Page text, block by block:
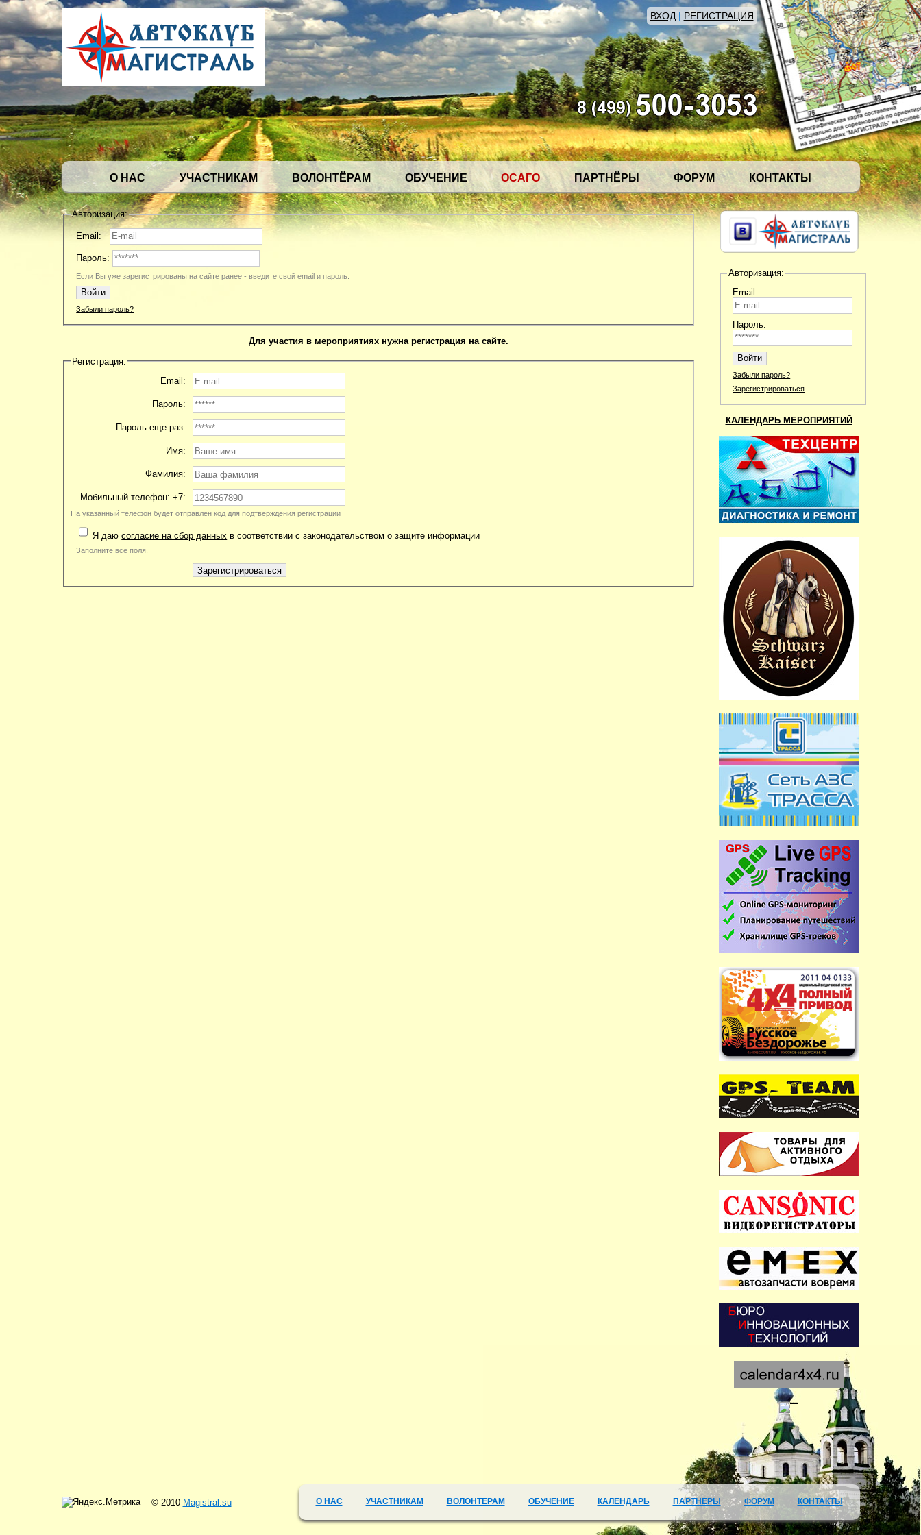
ВХОД| РЕГИСТРАЦИЯ
О НАС УЧАСТНИКАМ ВОЛОНТЁРАМ ОБУЧЕНИЕ ОСАГО ПАРТНЁРЫ ФОРУМ КОНТАКТЫ
Авторизация:
Email:
Пароль:
Забыли пароль?
Зарегистрироваться
КАЛЕНДАРЬ МЕРОПРИЯТИЙ
Авторизация:
Email:
Пароль:
Если Вы уже зарегистрированы на сайте ранее - введите свой email и пароль.
Забыли пароль?
Для участия в мероприятиях нужна регистрация на сайте.
Регистрация:
Email:
Пароль:
Пароль еще раз:
Имя:
Фамилия:
Мобильный телефон: +7:
На указанный телефон будет отправлен код для подтверждения регистрации
Я даюсогласие на сбор данных в соответствии с законодательством о защите информации
Заполните все поля.
О НАС УЧАСТНИКАМ ВОЛОНТЁРАМ ОБУЧЕНИЕ КАЛЕНДАРЬ ПАРТНЁРЫ ФОРУМ КОНТАКТЫ
© 2010 Magistral.su